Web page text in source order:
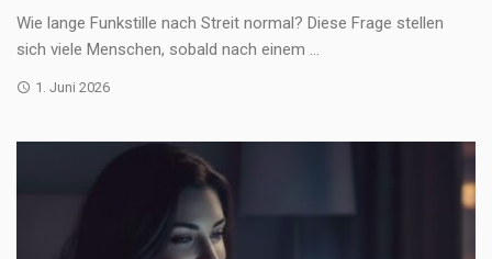
Wie lange Funkstille nach Streit normal? Diese Frage stellen
sich viele Menschen, sobald nach einem ...
1. Juni 2026